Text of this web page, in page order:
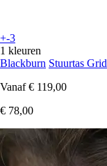
+-3
1 kleuren
Blackburn Stuurtas Grid
Vanaf € 119,00
€ 78,00